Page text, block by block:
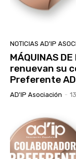
NOTICIAS AD'IP
MÁQUINAS
renuevan su
Preferente
AD'IP Asociación -